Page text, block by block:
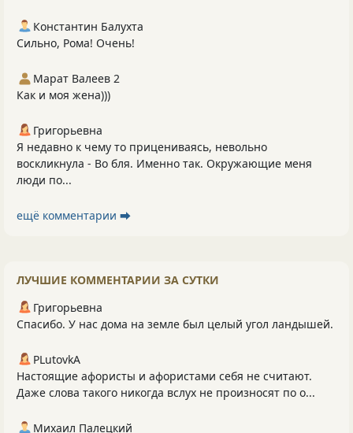
Константин Балухта
Сильно, Рома! Очень!
Марат Валеев 2
Как и моя жена)))
Григорьевна
Я недавно к чему то прицениваясь, невольно
воскликнула - Во бля. Именно так. Окружающие меня
люди по...
ещё комментарии ⮕
ЛУЧШИЕ КОММЕНТАРИИ ЗА СУТКИ
Григорьевна
Спасибо. У нас дома на земле был целый угол ландышей.
PLutоvkА
Настоящие афористы и афористами себя не считают.
Даже слова такого никогда вслух не произносят по о...
Михаил Палецкий